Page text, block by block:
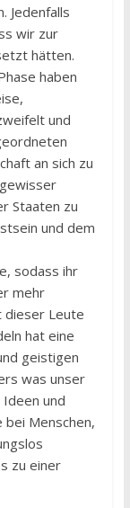
Jedenfalls
wir zur
hätten.
haben
und
an sich zu
Staaten zu
und dem
sodass ihr
mehr
dieser Leute
hat eine
geistigen
was unser
und
Menschen,
zu einer